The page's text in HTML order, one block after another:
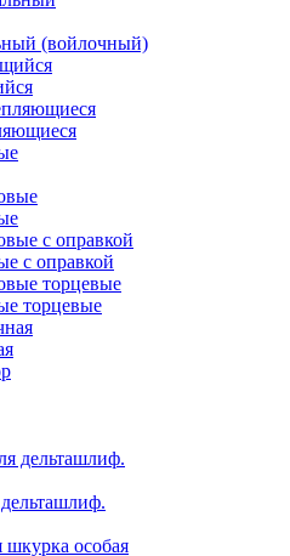
(войлочный)
с оправкой
торцевые